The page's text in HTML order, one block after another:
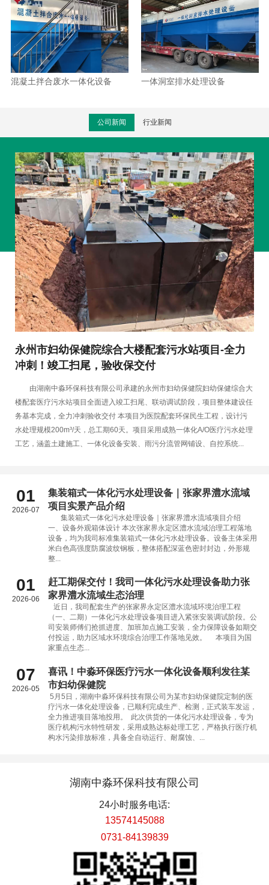
混凝土拌合废水一体化设备 一体洞室排水处理设备
公司新闻 行业新闻
永州市妇幼保健院综合大楼配套污水站项目-全力
冲刺！竣工扫尾，验收保交付
由湖南中淼环保科技有限公司承建的永州市妇幼保健院妇幼保健综合大
楼配套医疗污水站项目全面进入竣工扫尾、联动调试阶段，项目整体建设任
务基本完成，全力冲刺验收交付 本项目为医院配套环保民生工程，设计污
水处理规模200m³/天，总工期60天。项目采用成熟一体化A/O医疗污水处理
工艺，涵盖土建施工、一体化设备安装、雨污分流管网铺设、自控系统...
01
2026-07
集装箱式一体化污水处理设备｜张家界澧水流域
项目实景产品介绍
集装箱式一体化污水处理设备｜张家界澧水流域项目介绍
一、设备外观箱体设计 本次张家界永定区澧水流域治理工程落地
设备，均为我司标准集装箱式一体化污水处理设备。设备主体采用
米白色高强度防腐波纹钢板，整体搭配深蓝色密封封边，外形规
整...
01
2026-06
赶工期保交付！我司一体化污水处理设备助力张
家界澧水流域生态治理
近日，我司配套生产的张家界永定区澧水流域环境治理工程
（一、二期）一体化污水处理设备项目进入紧张安装调试阶段。公
司安装师傅们抢抓进度、加班加点施工安装，全力保障设备如期交
付投运，助力区域水环境综合治理工作落地见效。 本项目为国
家重点生态...
07
2026-05
喜讯！中淼环保医疗污水一体化设备顺利发往某
市妇幼保健院
5月5日，湖南中淼环保科技有限公司为某市妇幼保健院定制的医
疗污水一体化处理设备，已顺利完成生产、检测，正式装车发运，
全力推进项目落地投用。 此次供货的一体化污水处理设备，专为
医疗机构污水特性研发，采用成熟达标处理工艺，严格执行医疗机
构水污染排放标准，具备全自动运行、耐腐蚀、...
湖南中淼环保科技有限公司
24小时服务电话:
13574145088
0731-84139839